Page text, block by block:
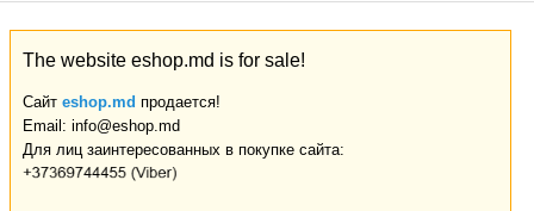
The website eshop.md is for sale!
Сайт eshop.md продается!
Email: info@eshop.md
Для лиц заинтересованных в покупке сайта: